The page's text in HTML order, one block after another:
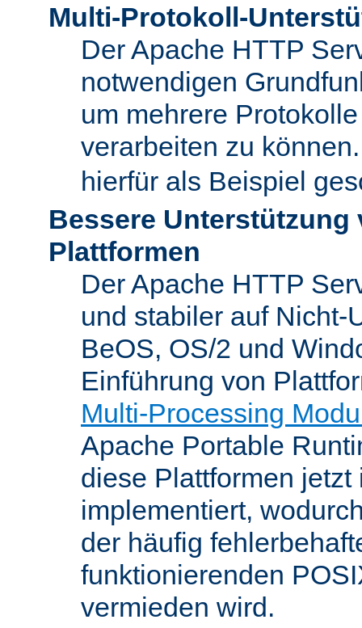
Multi-Protokoll-
Der Apache HTTP
notwendigen
um mehrere
verarbeiten zu
hierfür als Beispiel
Bessere Unterstützung
Plattformen
Der Apache HTTP
und stabiler auf Nicht-
BeOS, OS/2 und
Einführung von
Multi-Processing
Apache Portable
diese Plattformen
implementiert,
der häufig
funktionierenden
vermieden wird.